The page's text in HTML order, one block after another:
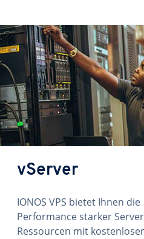
vServer
IONOS VPS bietet Ihnen die
Performance starker
Ressourcen mit